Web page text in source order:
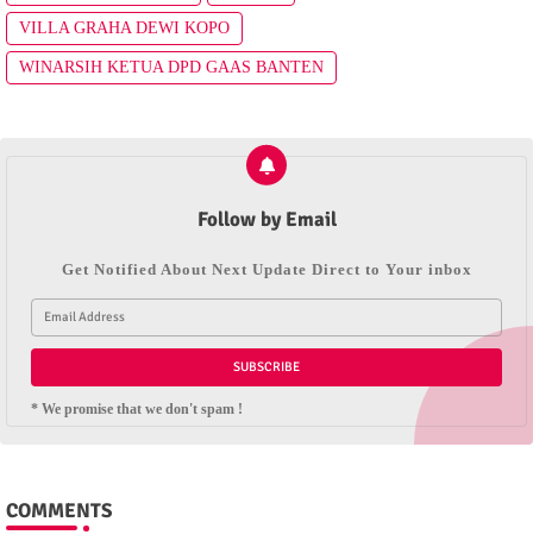
VILLA GRAHA DEWI KOPO
WINARSIH KETUA DPD GAAS BANTEN
Follow by Email
Get Notified About Next Update Direct to Your inbox
* We promise that we don't spam !
COMMENTS